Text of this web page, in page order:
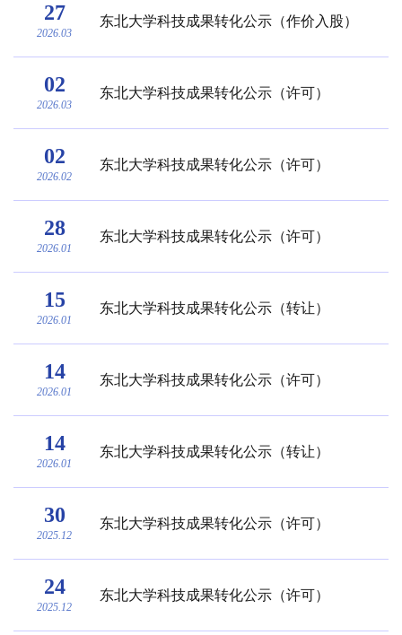
27
2026.03
东北大学科技成果转化公示（作价入股）
02
2026.03
东北大学科技成果转化公示（许可）
02
2026.02
东北大学科技成果转化公示（许可）
28
2026.01
东北大学科技成果转化公示（许可）
15
2026.01
东北大学科技成果转化公示（转让）
14
2026.01
东北大学科技成果转化公示（许可）
14
2026.01
东北大学科技成果转化公示（转让）
30
2025.12
东北大学科技成果转化公示（许可）
24
2025.12
东北大学科技成果转化公示（许可）